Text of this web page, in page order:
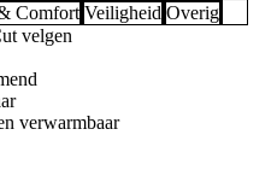
Comfort Veiligheid Overig
velgen
verwarmbaar